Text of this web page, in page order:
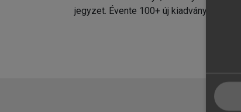
jegyzet. Évente 100+ új kiadvány.